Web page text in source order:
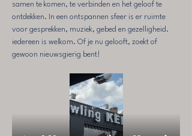
samen te komen, te verbinden en het geloof te
ontdekken. In een ontspannen sfeer is er ruimte
voor gesprekken, muziek, gebed en gezelligheid.
iedereen is welkom. Of je nu gelooft, zoekt of
gewoon nieuwsgierig bent!